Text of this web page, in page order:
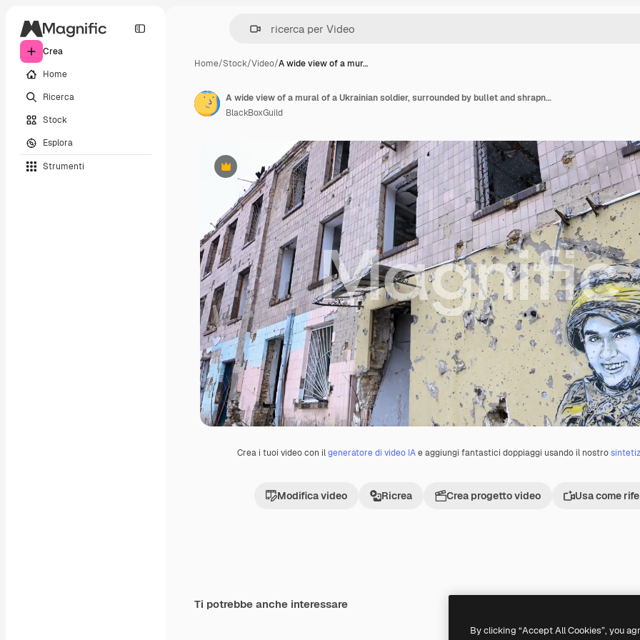
Crea
Home
Ricerca
Stock
Esplora
Strumenti
Home/Stock/Video/A wide view of a mur…
Premium
Crea i tuoi video con ilgeneratore di video IAe aggiungi fantastici doppiaggi usando il nostro
Modifica video Ricrea Crea progetto video Usa come
A wide view of a mural of a Ukrainian soldier, surrounded by bullet and shrapnel holes, is seen on a heavily damaged building in Irpin, Ukraine, during the Ukraine-Russia war.
BlackBoxGuild
Ti potrebbe anche interessare
By clicking “Accept All Cookies”, you